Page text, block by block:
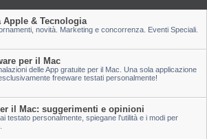
Apple & Tecnologia
novità. Marketing e concorrenza. Eventi Speciali.
per il Mac
delle App gratuite per il Mac. Una sola applicazione
freeware testati personalmente!
il Mac: suggerimenti e opinioni
testato personalmente, spiegane l'utilità e i modi per